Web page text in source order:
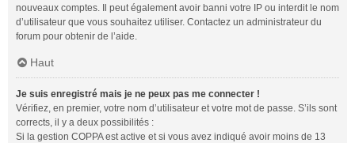
nouveaux comptes. Il peut également avoir banni votre IP ou interdit le nom
d’utilisateur que vous souhaitez utiliser. Contactez un administrateur du
forum pour obtenir de l’aide.
Haut
Je suis enregistré mais je ne peux pas me connecter !
Vérifiez, en premier, votre nom d’utilisateur et votre mot de passe. S’ils sont
corrects, il y a deux possibilités :
Si la gestion COPPA est active et si vous avez indiqué avoir moins de 13